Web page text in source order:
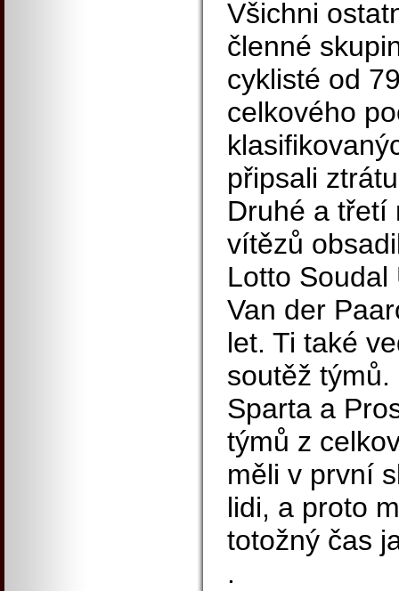
Všichni
členné
cyklisté od
celkového
připsali
Druhé a třetí
vítězů
Lotto
Van der
let. Ti také
soutěž týmů.
Sparta a
týmů z
měli v první
lidi, a proto
totožný čas
.